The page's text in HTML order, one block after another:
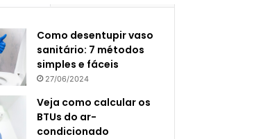
Como desentupir vaso
sanitário: 7 métodos
simples e fáceis
27/06/2024
Veja como calcular os
BTUs do ar-
condicionado